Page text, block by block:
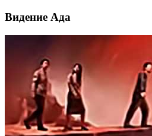
Видение Ада